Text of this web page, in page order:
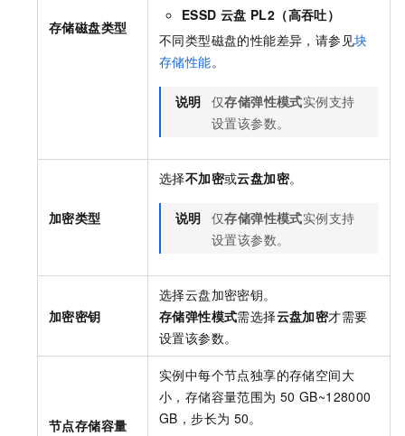
存储磁盘类型
ESSD 云盘 PL2（高吞吐）
不同类型磁盘的性能差异，请参见块
存储性能。
说明 仅存储弹性模式实例支持
设置该参数。
加密类型
选择不加密或云盘加密。
说明 仅存储弹性模式实例支持
设置该参数。
加密密钥
选择云盘加密密钥。
存储弹性模式需选择云盘加密才需要
设置该参数。
节点存储容量
实例中每个节点独享的存储空间大
小，存储容量范围为 50 GB~128000
GB，步长为 50。